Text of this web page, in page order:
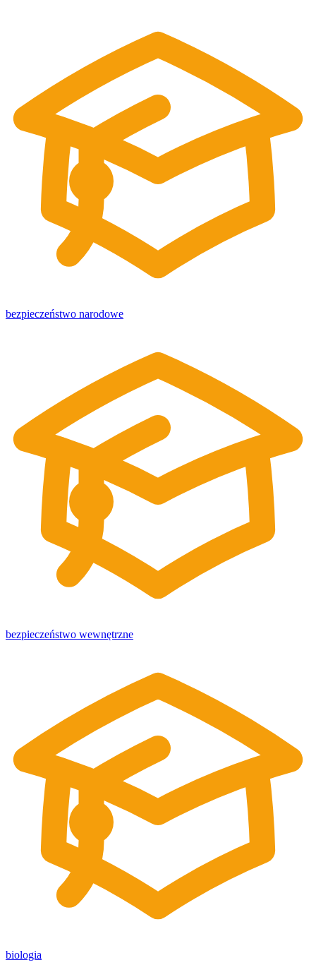
bezpieczeństwo narodowe
bezpieczeństwo wewnętrzne
biologia